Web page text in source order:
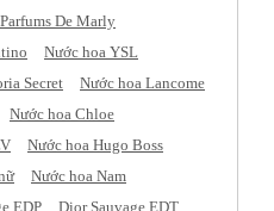
De Marly
Nước hoa YSL
Secret
Nước hoa Lancome
Nước hoa Chloe
Nước hoa Hugo Boss
Nước hoa Nam
EDP
Dior Sauvage EDT